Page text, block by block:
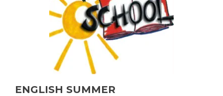
ENGLISH SUMMER